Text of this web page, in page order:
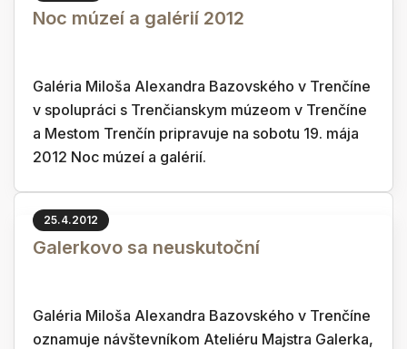
Noc múzeí a galérií 2012
Galéria Miloša Alexandra Bazovského v Trenčíne
v spolupráci s Trenčianskym múzeom v Trenčíne
a Mestom Trenčín pripravuje na sobotu 19. mája
2012 Noc múzeí a galérií.
25.4.2012
Galerkovo sa neuskutoční
Galéria Miloša Alexandra Bazovského v Trenčíne
oznamuje návštevníkom Ateliéru Majstra Galerka,